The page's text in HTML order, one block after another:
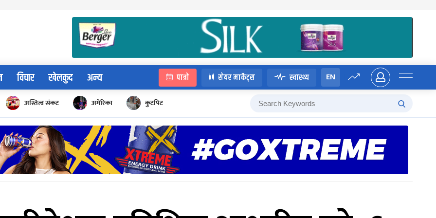
विचार खेलकुद अन्य पात्रो सेयर मार्केट्स स्वास्थ्य EN
अस्तित्व संकट अमेरिका कुटपिट